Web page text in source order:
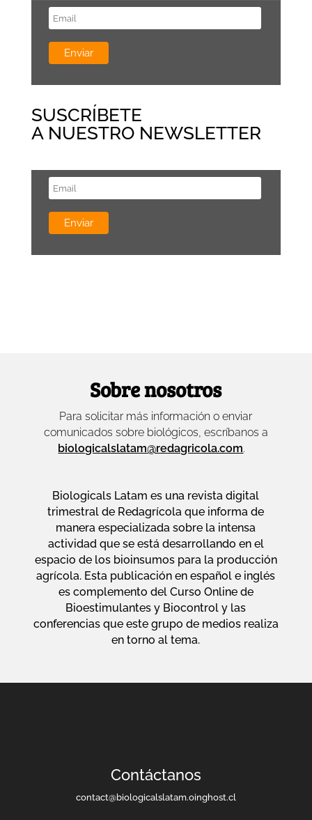
SUSCRÍBETE
A NUESTRO NEWSLETTER
Sobre nosotros
Para solicitar más información o enviar
comunicados sobre biológicos, escríbanos a
biologicalslatam@redagricola.com.
Biologicals Latam es una revista digital
trimestral de Redagrícola que informa de
manera especializada sobre la intensa
actividad que se está desarrollando en el
espacio de los bioinsumos para la producción
agrícola. Esta publicación en español e inglés
es complemento del Curso Online de
Bioestimulantes y Biocontrol y las
conferencias que este grupo de medios realiza
en torno al tema.
Contáctanos
contact@biologicalslatam.oinghost.cl